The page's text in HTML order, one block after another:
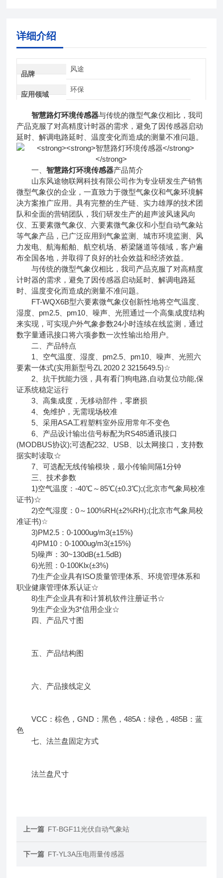
详细介绍
品牌
风途
应用领域
环保
智慧路灯环境传感器与传统的微型气象仪相比，我司
产品克服了对高精度计时器的需求，避免了因传感器启动
延时、解调电路延时、温度变化而造成的测量不准问题。
一、智慧路灯环境传感器产品简介
山东风途物联网科技有限公司作为专业研发生产销售
微型气象仪的企业，一直致力于微型气象仪和气象环境解
决方案推广应用。具有完整的生产链、实力雄厚的技术团
队和全面的营销团队，我们研发生产的超声波风速风向
仪、五要素微气象仪、六要素微气象仪和小型自动气象站
等气象产品，已广泛应用到气象监测、城市环境监测、风
力发电、航海船舶、航空机场、桥梁隧道等领域，客户遍
布全国各地，并取得了良好的社会效益和经济效益。
与传统的微型气象仪相比，我司产品克服了对高精度
计时器的需求，避免了因传感器启动延时、解调电路延
时、温度变化而造成的测量不准问题。
FT-WQX6B型六要素微气象仪创新性地将空气温度、
湿度、pm2.5、pm10、噪声、光照通过一个高集成度结构
来实现，可实现户外气象参数24小时连续在线监测，通过
数字量通讯接口将六项参数一次性输出给用户。
二、产品特点
1、空气温度、湿度、pm2.5、pm10、噪声、光照六
要素一体式(实用新型号ZL 2020 2 3215649.5)☆
2、抗干扰能力强，具有看门狗电路,自动复位功能,保
证系统稳定运行
3、高集成度，无移动部件，零磨损
4、免维护，无需现场校准
5、采用ASA工程塑料室外应用常年不变色
6、产品设计输出信号标配为RS485通讯接口
(MODBUS协议);可选配232、USB、以太网接口，支持数
据实时读取☆
7、可选配无线传输模块，最小传输间隔1分钟
三、技术参数
1)空气温度：-40℃～85℃(±0.3℃);(北京市气象局校准
证书)☆
2)空气湿度：0～100%RH(±2%RH);(北京市气象局校
准证书)☆
3)PM2.5：0-1000ug/m3(±15%)
4)PM10：0-1000ug/m3(±15%)
5)噪声：30~130dB(±1.5dB)
6)光照：0-100Klx(±3%)
7)生产企业具有ISO质量管理体系、环境管理体系和
职业健康管理体系认证☆
8)生产企业具有和计算机软件注册证书☆
9)生产企业为3*信用企业☆
四、产品尺寸图
五、产品结构图
六、产品接线定义
VCC：棕色，GND：黑色，485A：绿色，485B：蓝
色
七、法兰盘固定方式
法兰盘尺寸
上一篇 FT-BGF11光伏自动气象站
下一篇 FT-YL3A压电雨量传感器